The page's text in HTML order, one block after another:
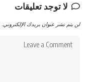
لا توجد تعليقات
لن يتم نشر عنوان بريدك الإلكتروني.